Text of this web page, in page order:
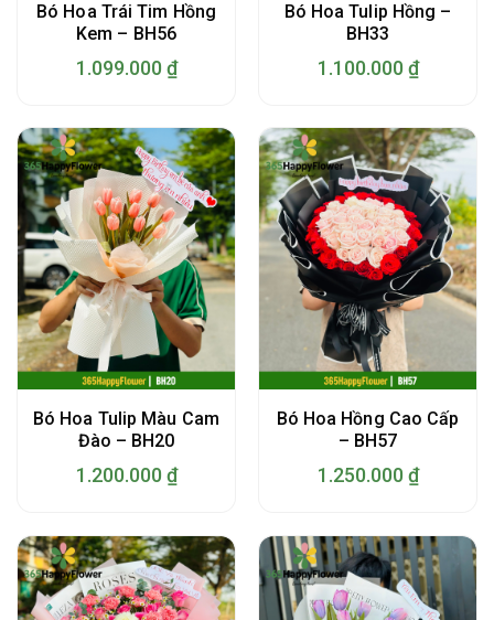
Bó Hoa Trái Tim Hồng
Kem – BH56
1.099.000 ₫
Bó Hoa Tulip Hồng –
BH33
1.100.000 ₫
Bó Hoa Tulip Màu Cam
Đào – BH20
1.200.000 ₫
Bó Hoa Hồng Cao Cấp
– BH57
1.250.000 ₫